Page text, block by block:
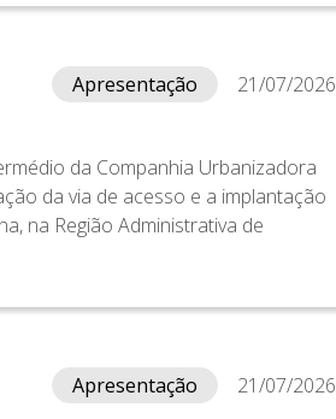
Apresentação
21/07/2026
da Companhia Urbanizadora
da via de acesso e a implantação
na Região Administrativa de
Apresentação
21/07/2026